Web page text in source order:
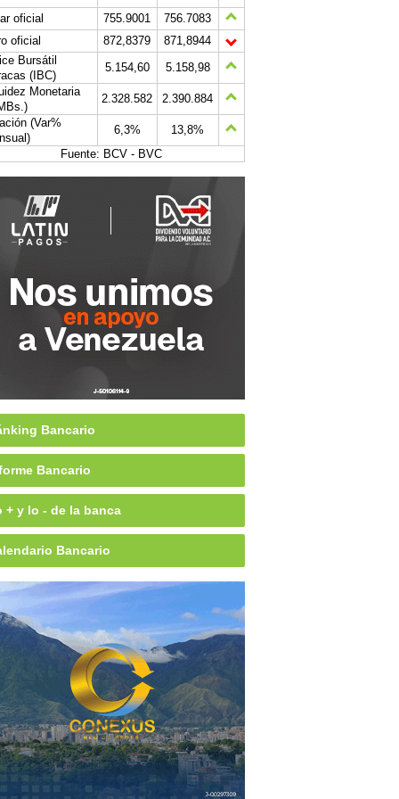
oficial
755.9001
756.7083
oficial
872,8379
871,8944
Bursátil
(IBC)
5.154,60
5.158,98
Monetaria
2.328.582
2.390.884
(Var%
6,3%
13,8%
Fuente: BCV - BVC
Bancario
Bancario
+ y lo - de la banca
Bancario